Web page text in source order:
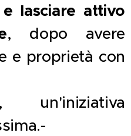
lasciare attivo
, dopo avere
e proprietà con
un'iniziativa